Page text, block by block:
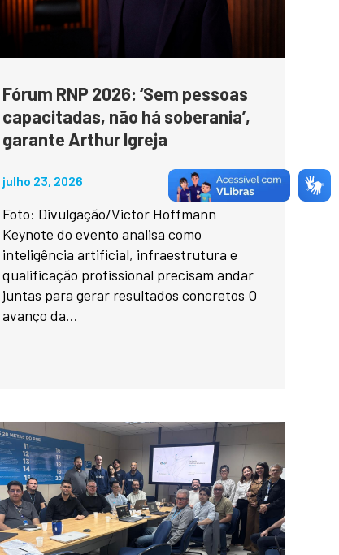
Fórum RNP 2026: ‘Sem pessoas
capacitadas, não há soberania’,
garante Arthur Igreja
julho 23, 2026
Foto: Divulgação/Victor Hoffmann
Keynote do evento analisa como
inteligência artificial, infraestrutura e
qualificação profissional precisam andar
juntas para gerar resultados concretos O
avanço da...